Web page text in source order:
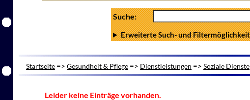
Suche:
Erweiterte Such- und
Startseite => Gesundheit & Pflege => Dienstleistungen => Soziale Dienste
Leider keine Einträge vorhanden.